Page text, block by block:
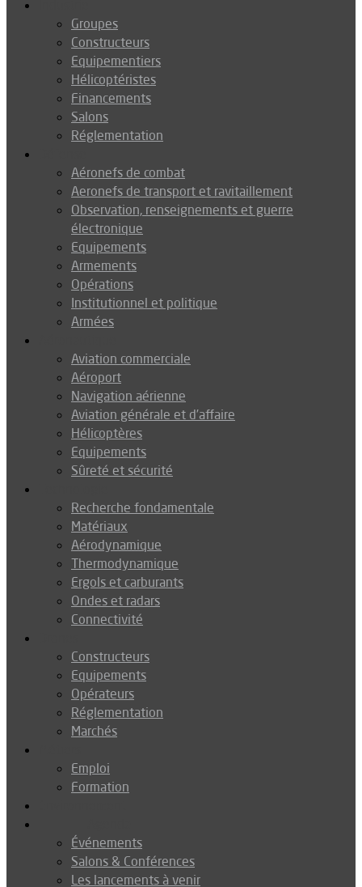
Groupes
Constructeurs
Equipementiers
Hélicoptéristes
Financements
Salons
Réglementation
Aéronefs de combat
Aeronefs de transport et ravitaillement
Observation, renseignements et guerre
électronique
Equipements
Armements
Opérations
Institutionnel et politique
Armées
Aviation commerciale
Aéroport
Navigation aérienne
Aviation générale et d’affaire
Hélicoptères
Equipements
Sûreté et sécurité
Recherche fondamentale
Matériaux
Aérodynamique
Thermodynamique
Ergols et carburants
Ondes et radars
Connectivité
Constructeurs
Equipements
Opérateurs
Réglementation
Marchés
Emploi
Formation
Événements
Salons & Conférences
Les lancements à venir